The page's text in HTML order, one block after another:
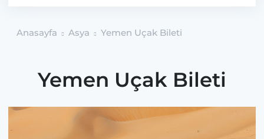
Anasayfa Asya Yemen Uçak Bileti
Yemen Uçak Bileti